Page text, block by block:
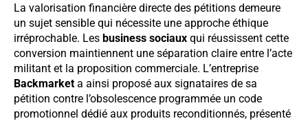
La valorisation financière directe des pétitions demeure
un sujet sensible qui nécessite une approche éthique
irréprochable. Les business sociaux qui réussissent cette
conversion maintiennent une séparation claire entre l’acte
militant et la proposition commerciale. L’entreprise
Backmarket a ainsi proposé aux signataires de sa
pétition contre l’obsolescence programmée un code
promotionnel dédié aux produits reconditionnés, présenté